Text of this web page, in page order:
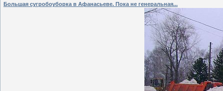
Большая сугробоуборка в Афанасьеве. Пока не генеральная...